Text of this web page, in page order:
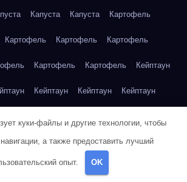
Капуста Капуста Картофель
Картофель Картофель Картофель
Картофель Картофель Кейптаун
Кейптаун Кейптаун Кейптаун
Кейптаун Кейптаун Кейптаун
Кейптаун Кейптаун
куки-файлы и другие технологии, чтобы
а также предоставить лучший
опыт. OK